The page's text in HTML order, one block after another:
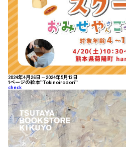
2024年4月26日～2024年5月13日
1ページの絵本”Tokinoirodori”
check